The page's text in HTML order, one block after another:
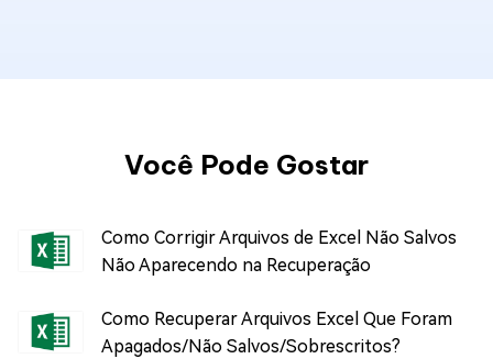
Você Pode Gostar
Como Corrigir Arquivos de Excel Não Salvos
Não Aparecendo na Recuperação
Como Recuperar Arquivos Excel Que Foram
Apagados/Não Salvos/Sobrescritos?